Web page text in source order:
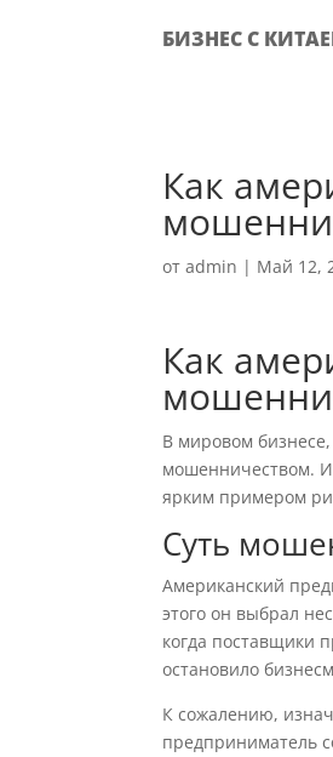
БИЗНЕС С
Как
отadmin | Май 12,
Как
В мировом
мошенничеством.
ярким примером
Суть
Американский
этого он выбрал
когда поставщики
остановило
К сожалению,
предприниматель